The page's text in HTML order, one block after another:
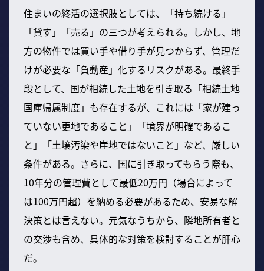
住まいの終活の選択肢としては、「持ち続ける」
「貸す」「売る」の三つが考えられる。しかし、地
方の物件では買い手や借り手が見つからず、管理だ
けが必要な「負動産」化するリスクがある。最終手
段として、国が相続した土地を引き取る「相続土地
国庫帰属制度」も存在するが、これには「家が建っ
ていない更地であること」「境界が明確であるこ
と」「土壌汚染や崖地ではないこと」など、厳しい
条件がある。さらに、国に引き取ってもらう際も、
10年分の管理費として最低20万円（場合によって
は100万円超）を納める必要があるため、安易な解
決策とは言えない。元気なうちから、隣地所有者と
の交渉も含め、具体的な対策を検討することが肝心
だ。